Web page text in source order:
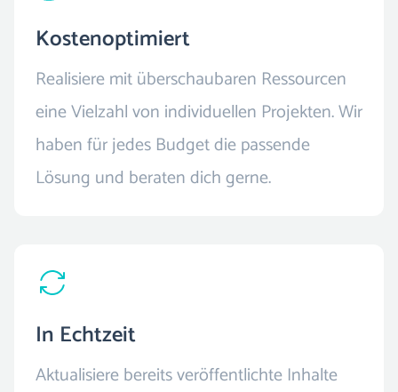
Kostenoptimiert
Realisiere mit überschaubaren Ressourcen
eine Vielzahl von individuellen Projekten. Wir
haben für jedes Budget die passende
Lösung und beraten dich gerne.
In Echtzeit
Aktualisiere bereits veröffentlichte Inhalte